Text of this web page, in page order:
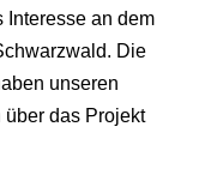
Interesse an dem
Die
unseren
über das Projekt